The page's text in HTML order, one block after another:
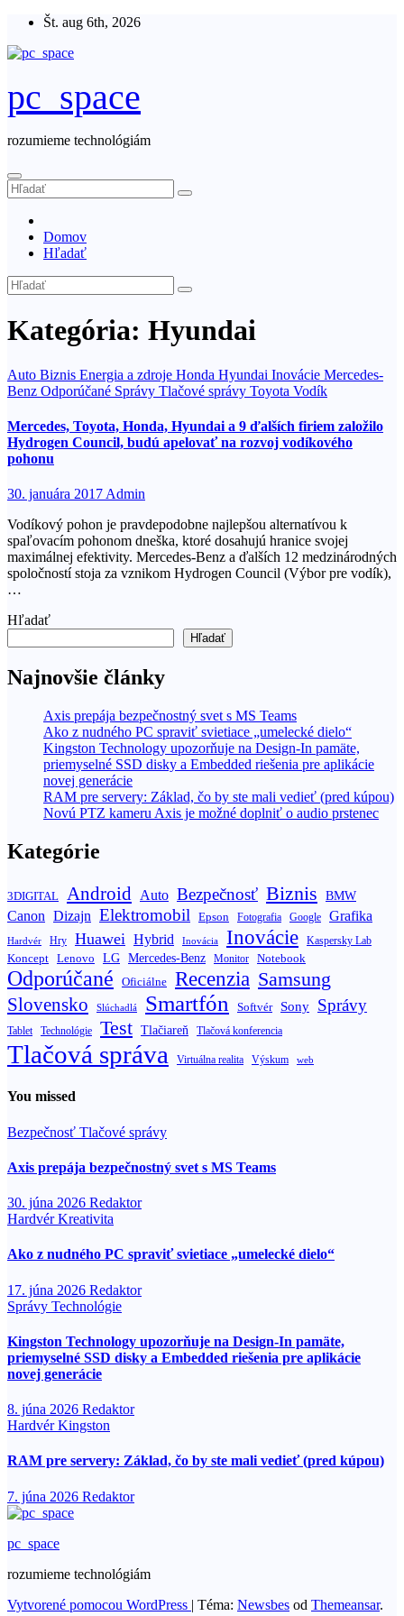
Skip
content
Št. aug 6th, 2026
pc_space
rozumieme technológiám
Domov
Hľadať
Kategória: Hyundai
Auto Biznis Energia a zdroje Honda Hyundai Inovácie Mercedes-
Benz Odporúčané Správy Tlačové správy Toyota Vodík
Mercedes, Toyota, Honda, Hyundai a 9 ďalších firiem založilo
Hydrogen Council, budú apelovať na rozvoj vodíkového
pohonu
30. januára 2017Admin
Vodíkový pohon je pravdepodobne najlepšou alternatívou k
spaľovacím pohonom dneška, ktoré dosahujú hranice svojej
maximálnej efektivity. Mercedes-Benz a ďalších 12 medzinárodných
spoločností stoja za vznikom Hydrogen Council (Výbor pre vodík),
…
Hľadať
Hľadať
Najnovšie články
Axis prepája bezpečnostný svet s MS Teams
Ako z nudného PC spraviť svietiace „umelecké dielo“
Kingston Technology upozorňuje na Design-In pamäte,
priemyselné SSD disky a Embedded riešenia pre aplikácie
novej generácie
RAM pre servery: Základ, čo by ste mali vedieť (pred kúpou)
Novú PTZ kameru Axis je možné doplniť o audio prstenec
Kategórie
3DIGITAL Android Auto Bezpečnosť Biznis BMW
Canon Dizajn Elektromobil Epson Fotografia Google Grafika
Hardvér Hry Huawei Hybrid Inovácia Inovácie Kaspersky Lab
Koncept Lenovo LG Mercedes-Benz Monitor Notebook
Odporúčané Oficiálne Recenzia Samsung
Slovensko Slúchadlá Smartfón Softvér Sony Správy
Tablet Technológie Test Tlačiareň Tlačová konferencia
Tlačová správa Virtuálna realita Výskum web
You missed
Bezpečnosť Tlačové správy
Axis prepája bezpečnostný svet s MS Teams
30. júna 2026 Redaktor
HardvérKreativita
Ako z nudného PC spraviť svietiace „umelecké dielo“
17. júna 2026 Redaktor
Správy Technológie
Kingston Technology upozorňuje na Design-In pamäte,
priemyselné SSD disky a Embedded riešenia pre aplikácie
novej generácie
8. júna 2026 Redaktor
HardvérKingston
RAM pre servery: Základ, čo by ste mali vedieť (pred kúpou)
7. júna 2026 Redaktor
pc_space
rozumieme technológiám
Vytvorené pomocou WordPress | Téma: Newsbes od Themeansar.